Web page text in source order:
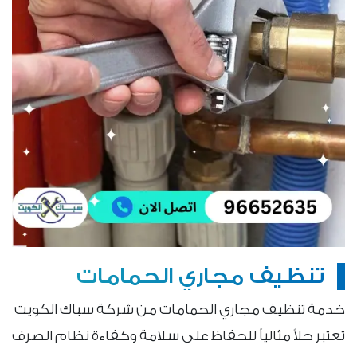
تنظيف مجاري الحمامات
خدمة تنظيف مجاري الحمامات من شركة سباك الكويت
تعتبر حلاً مثالياً للحفاظ على سلامة وكفاءة نظام الصرف